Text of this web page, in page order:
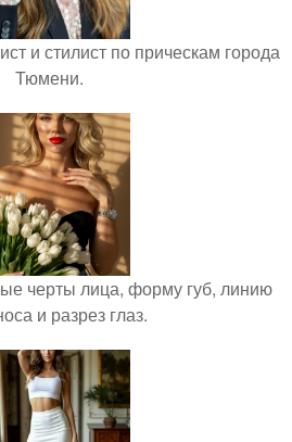
и стилист по прическам города
Тюмени.
черты лица, форму губ, линию
и разрез глаз.